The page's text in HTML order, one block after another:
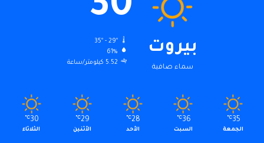
بيروت
سماء صافية
35º - 29º
61%
5.52 كيلومتر/ساعة
35
℃
الجمعة
36
℃
السبت
28
℃
الأحد
29
℃
الأثنين
30
℃
الثلاثاء